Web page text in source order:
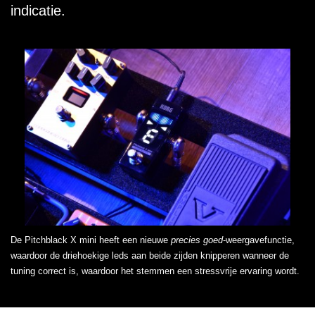
indicatie.
De Pitchblack X mini heeft een nieuwe precies goed-weergavefunctie,
waardoor de driehoekige leds aan beide zijden knipperen wanneer de
tuning correct is, waardoor het stemmen een stressvrije ervaring wordt.